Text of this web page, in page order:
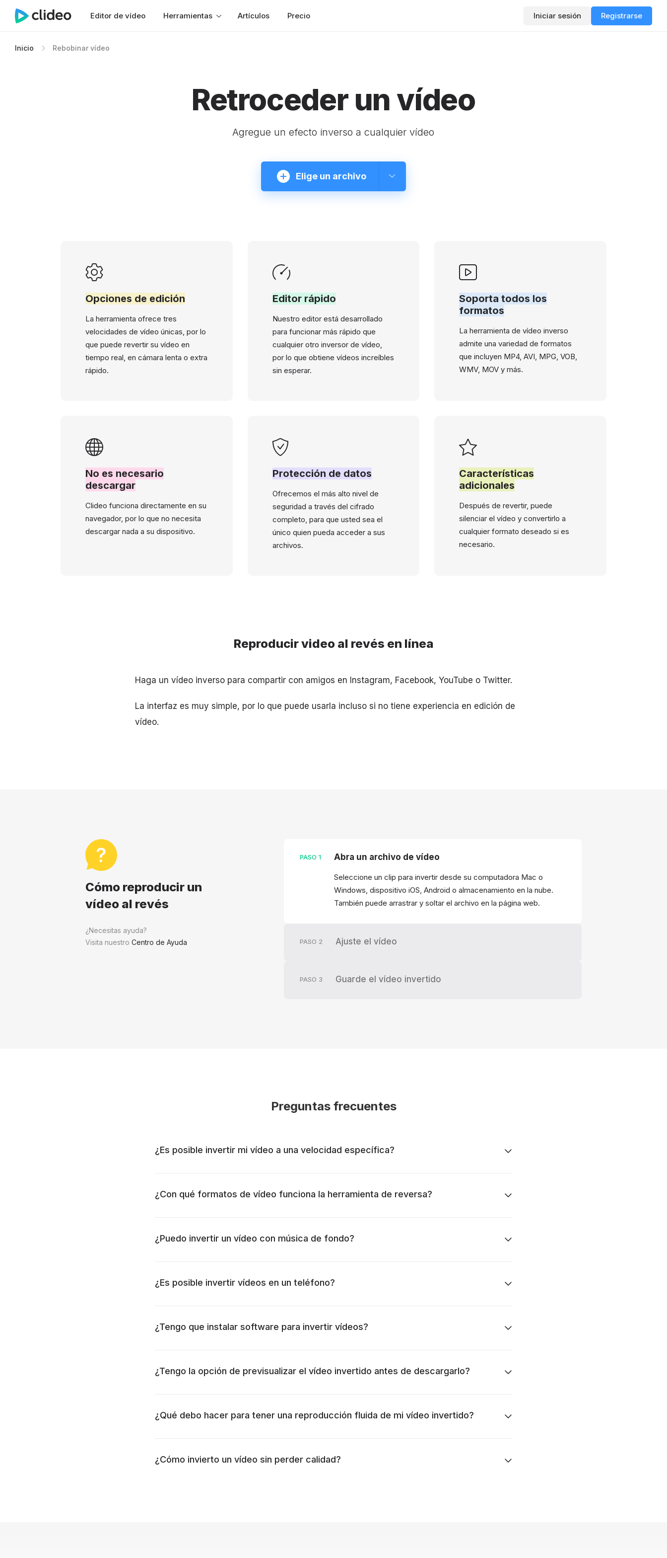
Editor de vídeo Herramientas Artículos Precio Iniciar sesión Registrarse
Inicio Rebobinar vídeo
Retroceder un vídeo
Agregue un efecto inverso a cualquier vídeo
Elige un archivo
Opciones de edición
La herramienta ofrece tres
velocidades de vídeo únicas, por lo
que puede revertir su vídeo en
tiempo real, en cámara lenta o extra
rápido.
Editor rápido
Nuestro editor está desarrollado
para funcionar más rápido que
cualquier otro inversor de vídeo,
por lo que obtiene vídeos increíbles
sin esperar.
Soporta todos los
formatos
La herramienta de vídeo inverso
admite una variedad de formatos
que incluyen MP4, AVI, MPG, VOB,
WMV, MOV y más.
No es necesario
descargar
Clideo funciona directamente en su
navegador, por lo que no necesita
descargar nada a su dispositivo.
Protección de datos
Ofrecemos el más alto nivel de
seguridad a través del cifrado
completo, para que usted sea el
único quien pueda acceder a sus
archivos.
Características
adicionales
Después de revertir, puede
silenciar el vídeo y convertirlo a
cualquier formato deseado si es
necesario.
Reproducir video al revés en línea
Haga un vídeo inverso para compartir con amigos en Instagram, Facebook, YouTube o Twitter.
La interfaz es muy simple, por lo que puede usarla incluso si no tiene experiencia en edición de
vídeo.
Cómo reproducir un
vídeo al revés
¿Necesitas ayuda?
Visita nuestro Centro de Ayuda
PASO 1 Abra un archivo de vídeo
Seleccione un clip para invertir desde su computadora Mac o
Windows, dispositivo iOS, Android o almacenamiento en la nube.
También puede arrastrar y soltar el archivo en la página web.
PASO 2 Ajuste el vídeo
PASO 3 Guarde el vídeo invertido
Preguntas frecuentes
¿Es posible invertir mi vídeo a una velocidad específica?
¿Con qué formatos de vídeo funciona la herramienta de reversa?
¿Puedo invertir un vídeo con música de fondo?
¿Es posible invertir vídeos en un teléfono?
¿Tengo que instalar software para invertir vídeos?
¿Tengo la opción de previsualizar el vídeo invertido antes de descargarlo?
¿Qué debo hacer para tener una reproducción fluida de mi vídeo invertido?
¿Cómo invierto un vídeo sin perder calidad?